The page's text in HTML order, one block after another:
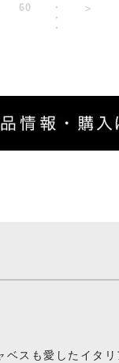
60
・
・
・
＞
ベスも愛したイタ